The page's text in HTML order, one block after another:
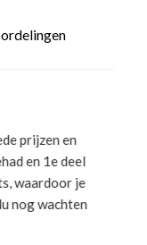
prijzen en
en 1e deel
waardoor je
wachten